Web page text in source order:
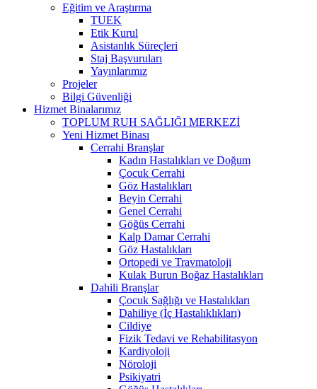
Eğitim ve Araştırma
TUEK
Etik Kurul
Asistanlık Süreçleri
Staj Başvuruları
Yayınlarımız
Projeler
Bilgi Güvenliği
Hizmet Binalarımız
TOPLUM RUH SAĞLIĞI MERKEZİ
Yeni Hizmet Binası
Cerrahi Branşlar
Kadın Hastalıkları ve Doğum
Çocuk Cerrahi
Göz Hastalıkları
Beyin Cerrahi
Genel Cerrahi
Göğüs Cerrahi
Kalp Damar Cerrahi
Göz Hastalıkları
Ortopedi ve Travmatoloji
Kulak Burun Boğaz Hastalıkları
Dahili Branşlar
Çocuk Sağlığı ve Hastalıkları
Dahiliye (İç Hastalıklıkları)
Cildiye
Fizik Tedavi ve Rehabilitasyon
Kardiyoloji
Nöroloji
Psikiyatri